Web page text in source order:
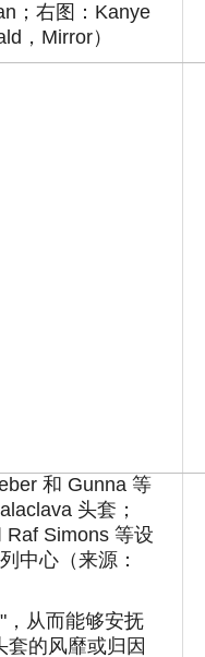
；右图：Kanye
，Mirror）
和 Gunna 等
头套；
Raf Simons 等设
中心（来源：
，从而能够安抚
的风靡或归因